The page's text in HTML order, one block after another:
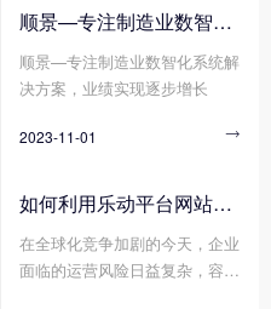
的发展进程。众所周知，单一合
成树脂一般无法单独使用，需要
进行各种改性处理，以获得更加
优异均衡的性能，才能真正满足
十美的塑料制品，但有不断追求
的塑料，注定难堪大用，不会是
游合成树脂和下游具体应用的改
性塑料行业，其重要性自然不言
顺景—专注制造业数智化系统解决方案，业绩实现逐步增长
顺景—专注制造业数智化系统解
决方案，业绩实现逐步增长
2023-11-01 
如何利用乐动平台网站登录入口_乐动（中国） 帮助企业更好地规避风险?
在全球化竞争加剧的今天，企业
面临的运营风险日益复杂，容易